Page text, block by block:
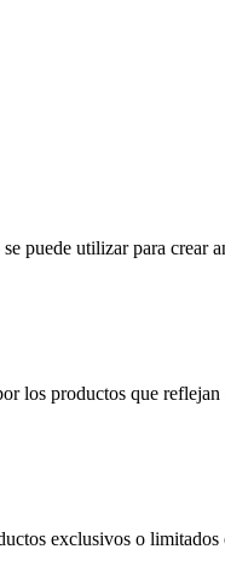
puede utilizar para crear
los productos que
exclusivos o